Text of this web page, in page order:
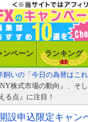
ンペーン ランキング
飼いの「今日の為替はこれ
株式市場の動向』、そ
る点』に注目！
設申込限定キャン